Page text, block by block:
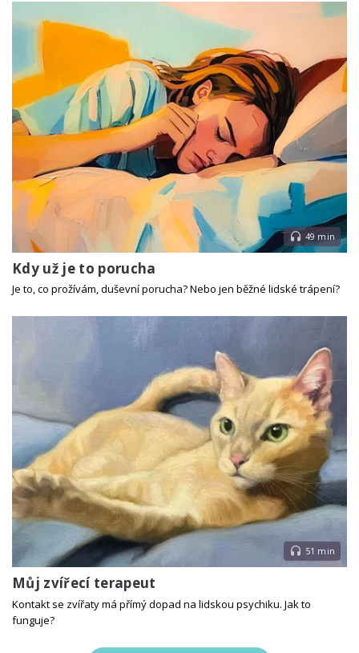
49 min
Kdy už je to porucha
Je to, co prožívám, duševní porucha? Nebo jen běžné lidské trápení?
51 min
Můj zvířecí terapeut
Kontakt se zvířaty má přímý dopad na lidskou psychiku. Jak to
funguje?